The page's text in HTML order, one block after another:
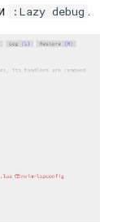
:Lazy debug .